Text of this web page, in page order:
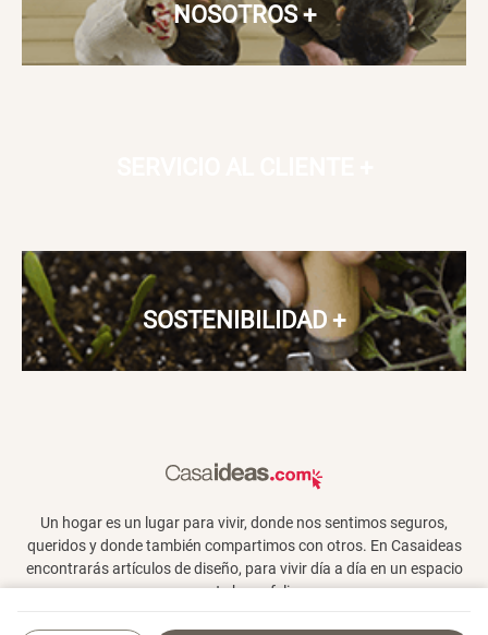
NOSOTROS+
SOSTENIBILIDAD +
Un hogar es un lugar para vivir, donde nos sentimos seguros,
queridos y donde también compartimos con otros. En Casaideas
encontrarás artículos de diseño, para vivir día a día en un espacio
que te haga feliz.